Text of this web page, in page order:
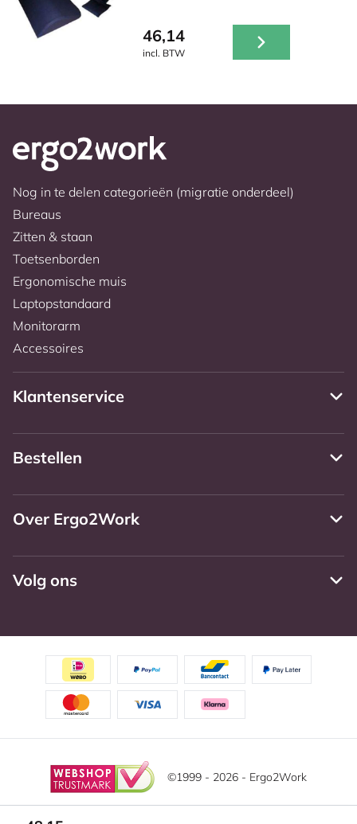
46,14
incl. BTW
Nog in te delen categorieën (migratie onderdeel)
Bureaus
Zitten & staan
Toetsenborden
Ergonomische muis
Laptopstandaard
Monitorarm
Accessoires
Klantenservice
Bestellen
Over Ergo2Work
Volg ons
©1999 - 2026 - Ergo2Work
Disclaimer